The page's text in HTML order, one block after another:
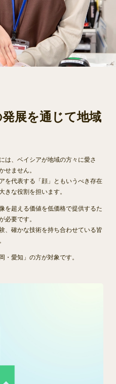
展を通じて地域
は、ベイシアが地域の方々に愛さ
せません。
を代表する「顔」ともいうべき存在
きな役割を担います。
を超える価値を低価格で提供するた
必要です。
、確かな技術を持ち合わせている皆
愛知」の方が対象です。